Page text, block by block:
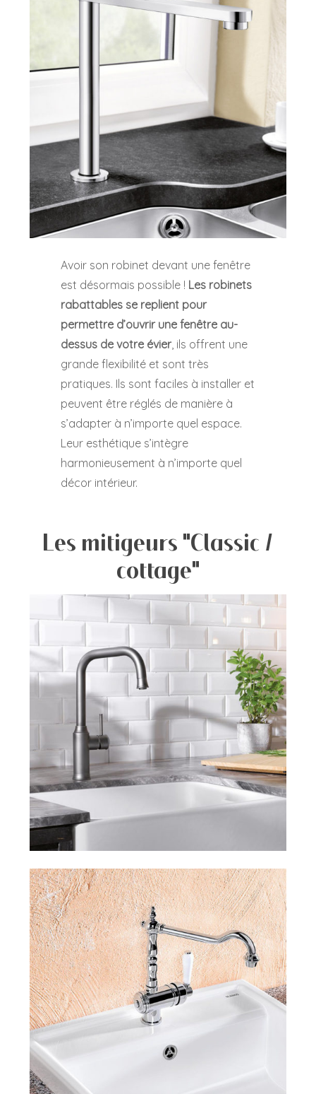
Avoir son robinet devant une fenêtre
est désormais possible ! Les robinets
rabattables se replient pour
permettre d’ouvrir une fenêtre au-
dessus de votre évier, ils offrent une
grande flexibilité et sont très
pratiques. Ils sont faciles à installer et
peuvent être réglés de manière à
s’adapter à n’importe quel espace.
Leur esthétique s’intègre
harmonieusement à n’importe quel
décor intérieur.
Les mitigeurs "Classic /
cottage"